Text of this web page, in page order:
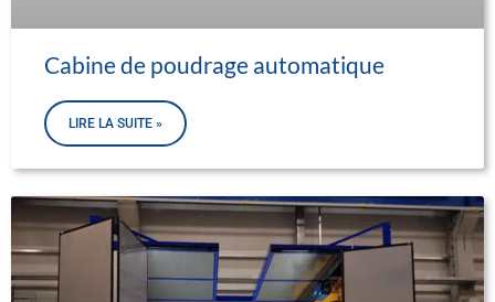
Cabine de poudrage automatique
LIRE LA SUITE »